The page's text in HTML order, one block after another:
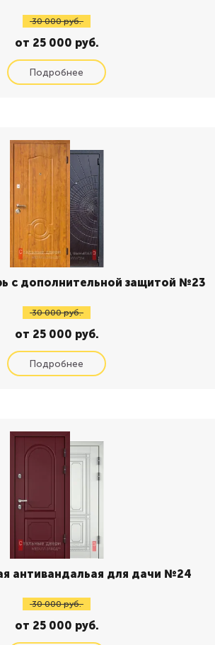
30 000 руб.
от 25 000 руб.
с дополнительной защитой №23
30 000 руб.
от 25 000 руб.
антивандальая для дачи №24
30 000 руб.
от 25 000 руб.